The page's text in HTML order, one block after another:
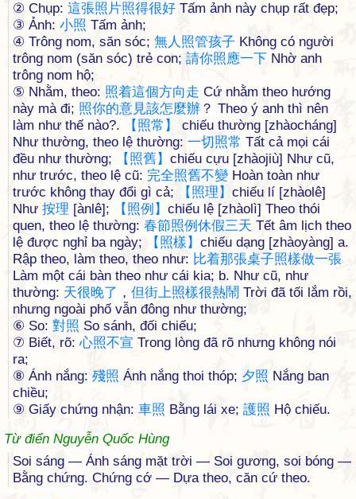
② Chụp: 這張照 片照得很好 Tấm ảnh này chụp rất đẹp;
③ Ảnh: 小照 Tấm ảnh;
④ Trông nom, săn sóc; 無人 照管孩子 Không có người
trông nom (săn sóc) trẻ con; 請你照應一下 Nhờ anh
trông nom hộ;
⑤ Nhằm, theo: 照着這個方向走 Cứ nhằm theo hướng
này mà đi; 照你的意見該怎麼辦 ？ Theo ý anh thì nên
làm như thế nào?.
【 照常 】
chiếu thường [zhàocháng]
Như thường, theo lệ thường: 一切照常 Tất cả mọi cái
đều như thường;
【 照舊】 chiếu cựu [zhàojiù] Như cũ,
như trước, theo lệ cũ: 完全照舊不變 Hoàn toàn như
trước không thay đổi gì cả;
【 照理 】 chiếu lí [zhàolê]
Như 按理 [ànlê]; 【 照例 】 chiếu lệ [zhàolì] Theo thói
quen, theo lệ thường: 春節照例 休假三天 Tết âm lịch theo
lệ được nghỉ ba ngày;
【 照樣 】 chiếu dạng [zhàoyàng] a.
Rập theo, làm theo, theo như: 比着那張桌子照樣做一張
Làm một cái bàn theo như cái kia; b. Như cũ, như
thường: 天很晚了 ， 但街上照樣很熱鬧 Trời đã tối lắm rồi,
nhưng ngoài phố vẫn đông như thường;
⑥ So: 對照 So sánh, đối chiếu;
⑦ Biết, rõ:心照不宣 Trong lòng đã rõ nhưng không nói
ra;
⑧ Ánh nắng: 殘照 Ánh nắng thoi thóp; 夕照 Nắng ban
chiều;
⑨ Giấy chứng nhận: 車照 Bằng lái xe; 護照 Hộ chiếu.
Từ điển Nguyễn Quốc Hùng
Soi sáng — Ánh sáng mặt trời — Soi gương, soi bóng —
Bằng chứng. Chứng cớ — Dựa theo, căn cứ theo.